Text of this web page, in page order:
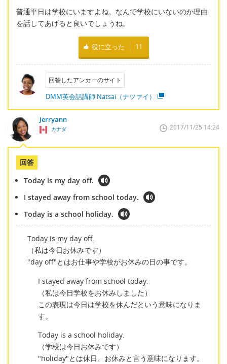
普通平日は学校にいますよね。なんで学校にいないのか理由
を話してあげると良いでしょうね。
役に立った 11
回答したアンカーのサイト
DMM英会話講師 Natsai（ナツァイ）
Jerryann
カナダ 2017/11/25 14:24
回答
Today is my day off.
I stayed away from school today.
Today is a school holiday.
Today is my day off.
（私は今日お休みです）
"day off"とはお仕事や学校がお休みの日の事です。
I stayed away from school today.
（私は今日学校をお休みしました）
この表現は今日は学校を休んだという意味になりま
す。
Today is a school holiday.
（学校は今日お休みです）
"holiday"とは休日、お休みと言う意味になります。